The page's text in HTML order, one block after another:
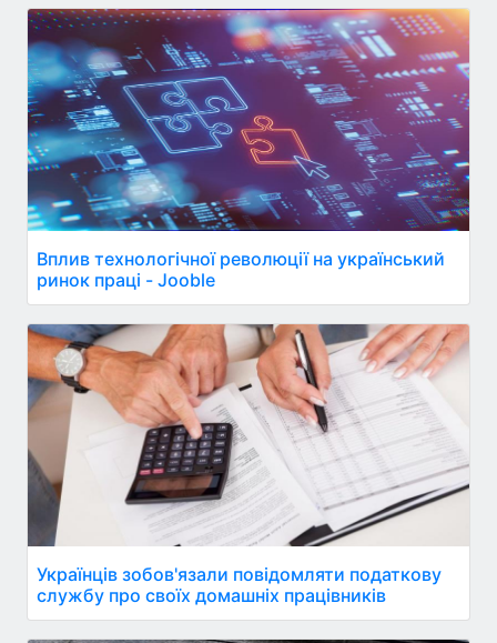
Вплив технологічної революції на український
ринок праці - Jooble
Українців зобов'язали повідомляти податкову
службу про своїх домашніх працівників